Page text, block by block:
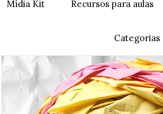
Mídia Kit Recursos para aulas
Categorias